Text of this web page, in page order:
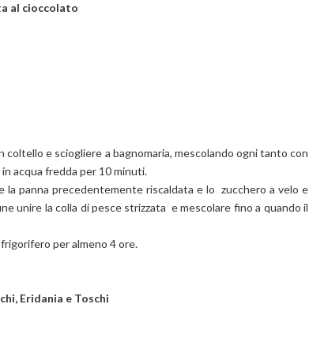
al cioccolato
e sciogliere a bagnomaria, mescolando ogni tanto con
acqua fredda per 10 minuti.
panna precedentemente riscaldata e lo zucchero a velo e
unire la colla di pesce strizzatae mescolare fino a quando il
per almeno 4 ore.
Eridania e Toschi